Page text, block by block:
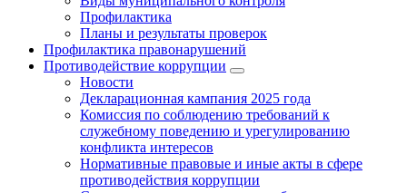
Профилактика
Планы и результаты проверок
Профилактика правонарушений
Противодействие коррупции
Новости
Декларационная кампания 2025 года
Комиссия по соблюдению требований к
служебному поведению и урегулированию
конфликта интересов
Нормативные правовые и иные акты в сфере
противодействия коррупции